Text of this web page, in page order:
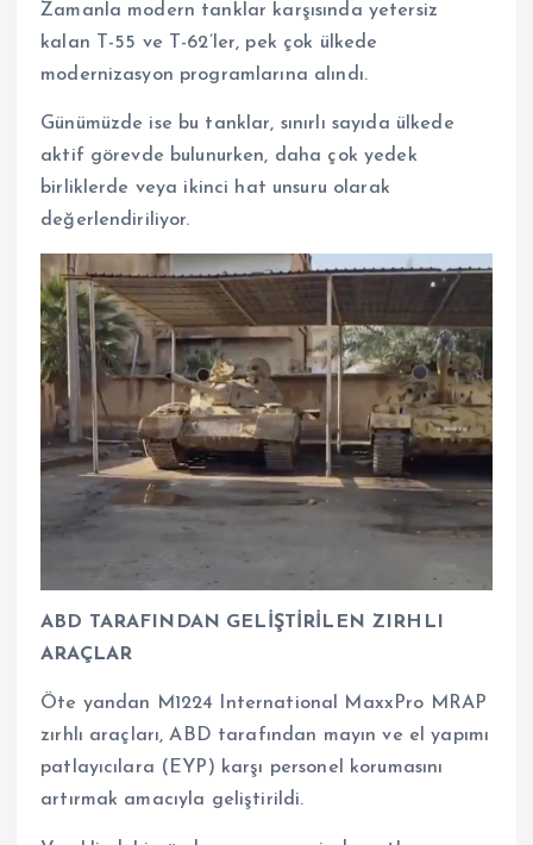
Zamanla modern tanklar karşısında yetersiz
kalan T-55 ve T-62’ler, pek çok ülkede
modernizasyon programlarına alındı.
Günümüzde ise bu tanklar, sınırlı sayıda ülkede
aktif görevde bulunurken, daha çok yedek
birliklerde veya ikinci hat unsuru olarak
değerlendiriliyor.
ABD TARAFINDAN GELİŞTİRİLEN ZIRHLI
ARAÇLAR
Öte yandan M1224 International MaxxPro MRAP
zırhlı araçları, ABD tarafından mayın ve el yapımı
patlayıcılara (EYP) karşı personel korumasını
artırmak amacıyla geliştirildi.